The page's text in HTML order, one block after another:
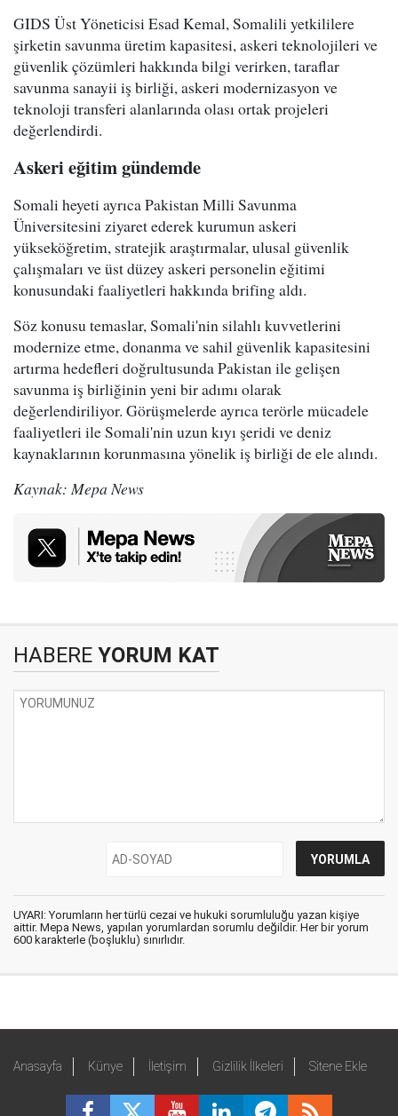
GIDS Üst Yöneticisi Esad Kemal, Somalili yetkililere
şirketin savunma üretim kapasitesi, askeri teknolojileri ve
güvenlik çözümleri hakkında bilgi verirken, taraflar
savunma sanayii iş birliği, askeri modernizasyon ve
teknoloji transferi alanlarında olası ortak projeleri
değerlendirdi.
Askeri eğitim gündemde
Somali heyeti ayrıca Pakistan Milli Savunma
Üniversitesini ziyaret ederek kurumun askeri
yükseköğretim, stratejik araştırmalar, ulusal güvenlik
çalışmaları ve üst düzey askeri personelin eğitimi
konusundaki faaliyetleri hakkında brifing aldı.
Söz konusu temaslar, Somali'nin silahlı kuvvetlerini
modernize etme, donanma ve sahil güvenlik kapasitesini
artırma hedefleri doğrultusunda Pakistan ile gelişen
savunma iş birliğinin yeni bir adımı olarak
değerlendiriliyor. Görüşmelerde ayrıca terörle mücadele
faaliyetleri ile Somali'nin uzun kıyı şeridi ve deniz
kaynaklarının korunmasına yönelik iş birliği de ele alındı.
Kaynak: Mepa News
HABERE YORUM KAT
UYARI: Yorumların her türlü cezai ve hukuki sorumluluğu yazan kişiye
aittir. Mepa News, yapılan yorumlardan sorumlu değildir. Her bir yorum
600 karakterle (boşluklu) sınırlıdır.
Anasayfa Künye İletişim Gizlilik İlkeleri Sitene Ekle